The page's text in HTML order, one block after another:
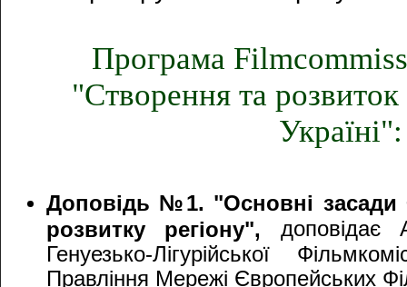
Програма
"Створення та розвиток
Україні":
Доповідь №1. "Основні засади
розвитку регіону", доповідає
Генуезько-Лігурійської
Правління Мережі Європейських